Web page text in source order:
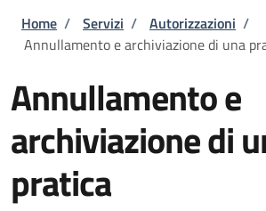
Briciole di pane
Home / Servizi / Autorizzazioni /
Annullamento e archiviazione di una
Annullamento e
archiviazione di
pratica